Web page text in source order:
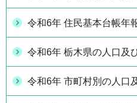
令和6年 住民基本台帳年
令和6年 栃木県の人口及
令和6年 市町村別の人口